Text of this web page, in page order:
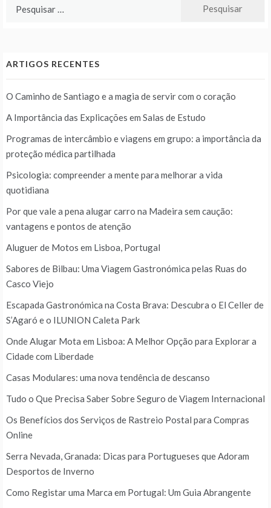
ARTIGOS RECENTES
O Caminho de Santiago e a magia de servir com o coração
A Importância das Explicações em Salas de Estudo
Programas de intercâmbio e viagens em grupo: a importância da
proteção médica partilhada
Psicologia: compreender a mente para melhorar a vida
quotidiana
Por que vale a pena alugar carro na Madeira sem caução:
vantagens e pontos de atenção
Aluguer de Motos em Lisboa, Portugal
Sabores de Bilbau: Uma Viagem Gastronómica pelas Ruas do
Casco Viejo
Escapada Gastronómica na Costa Brava: Descubra o El Celler de
S’Agaró e o ILUNION Caleta Park
Onde Alugar Mota em Lisboa: A Melhor Opção para Explorar a
Cidade com Liberdade
Casas Modulares: uma nova tendência de descanso
Tudo o Que Precisa Saber Sobre Seguro de Viagem Internacional
Os Benefícios dos Serviços de Rastreio Postal para Compras
Online
Serra Nevada, Granada: Dicas para Portugueses que Adoram
Desportos de Inverno
Como Registar uma Marca em Portugal: Um Guia Abrangente